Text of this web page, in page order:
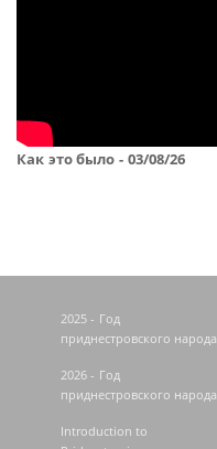
Как это было - 03/08/26
2025 - Год
приднестровского народа
2026 - Год
приднестровского народа
Introduction to